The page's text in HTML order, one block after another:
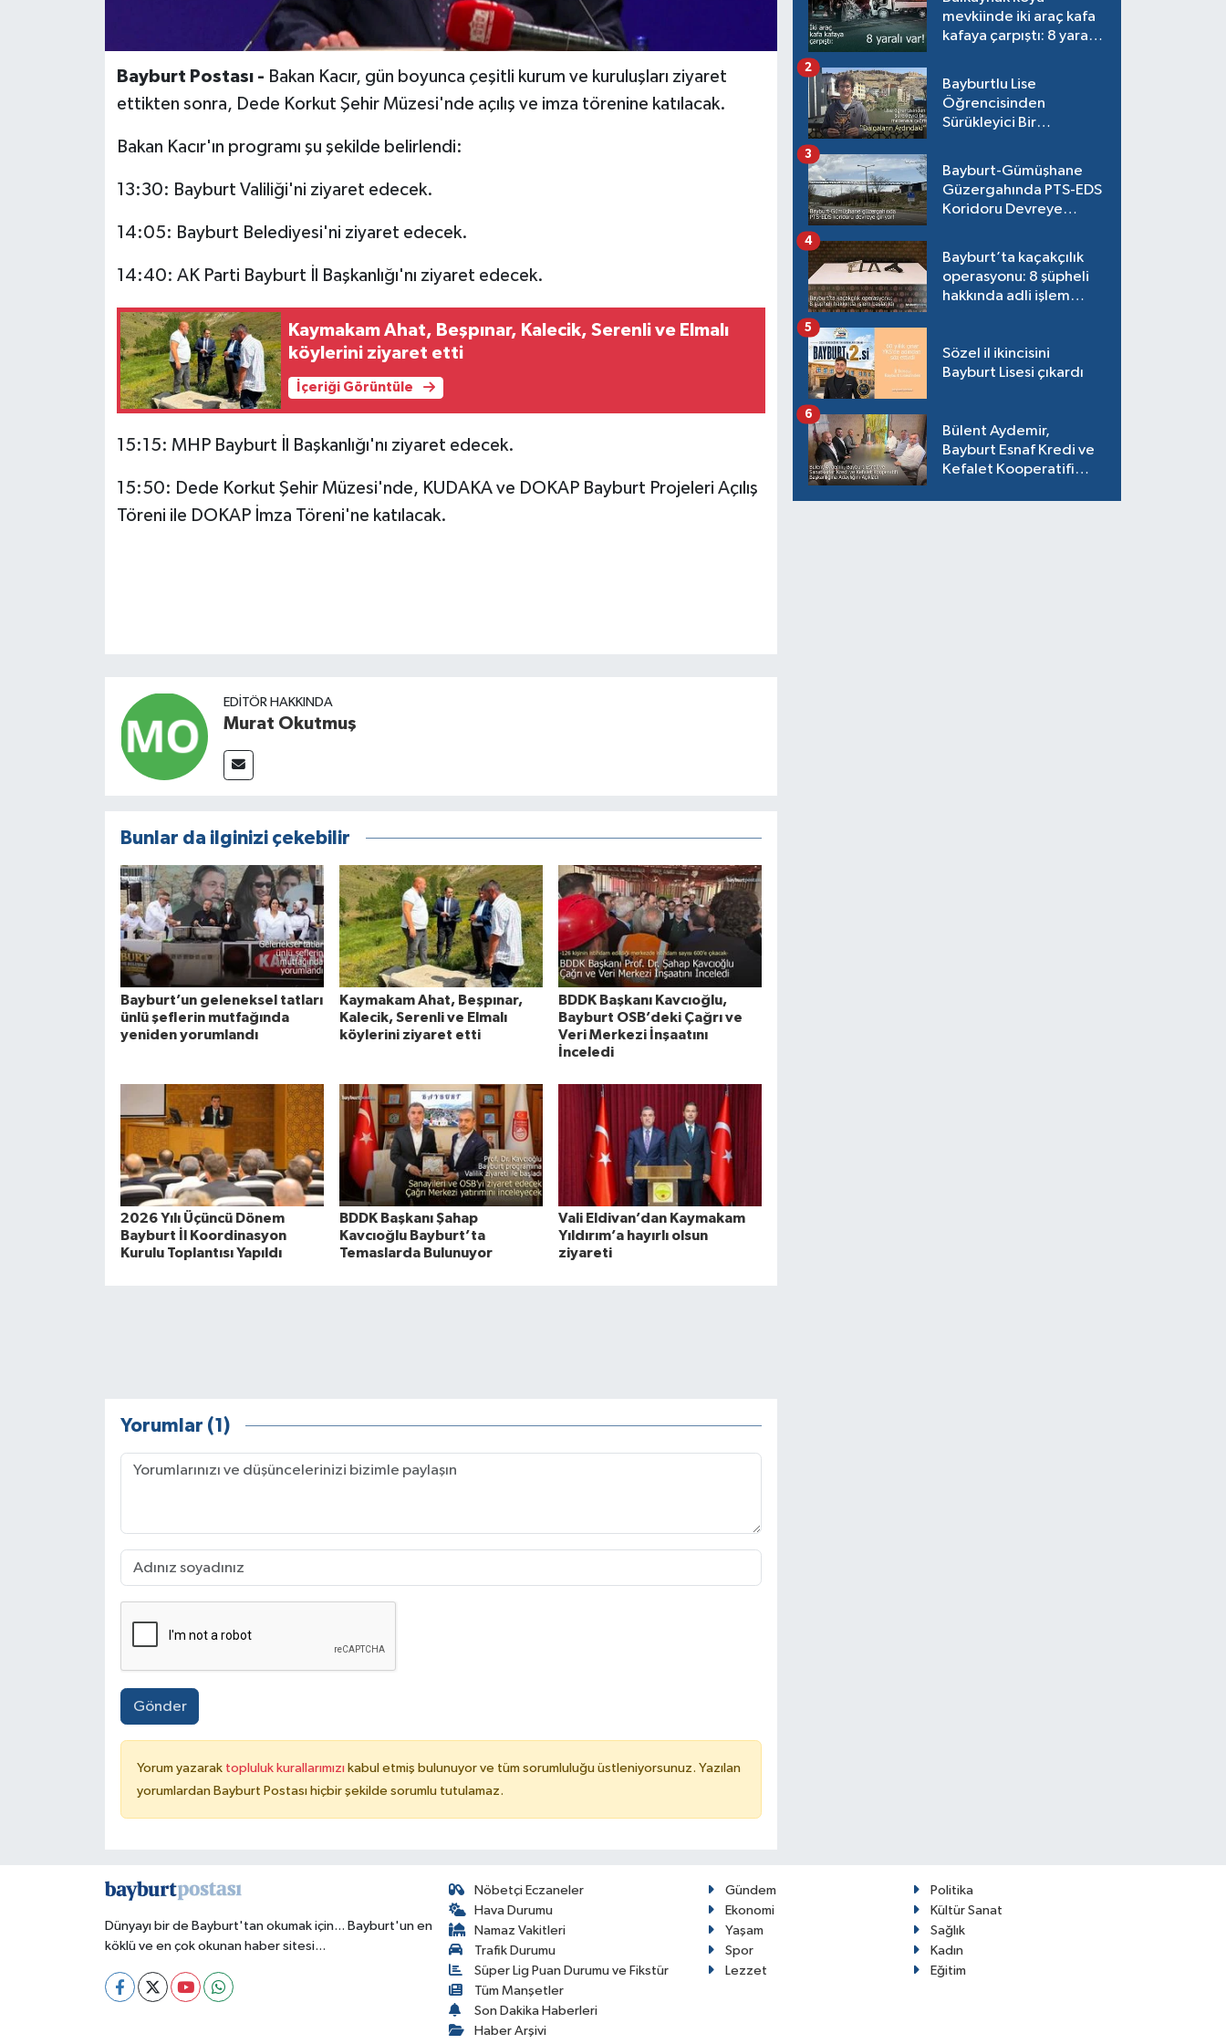
Bayburt Postası - Bakan Kacır, gün boyunca çeşitli kurum ve kuruluşları ziyaret
ettikten sonra, Dede Korkut Şehir Müzesi'nde açılış ve imza törenine katılacak.
Bakan Kacır'ın programı şu şekilde belirlendi:
13:30: Bayburt Valiliği'ni ziyaret edecek.
14:05: Bayburt Belediyesi'ni ziyaret edecek.
14:40: AK Parti Bayburt İl Başkanlığı'nı ziyaret edecek.
Kaymakam Ahat, Beşpınar, Kalecik, Serenli ve Elmalı
köylerini ziyaret etti
İçeriği Görüntüle
15:15: MHP Bayburt İl Başkanlığı'nı ziyaret edecek.
15:50: Dede Korkut Şehir Müzesi'nde, KUDAKA ve DOKAP Bayburt Projeleri Açılış
Töreni ile DOKAP İmza Töreni'ne katılacak.
EDITÖR HAKKINDA
Murat Okutmuş
Bunlar da ilginizi çekebilir
Bayburt’un geleneksel tatları
ünlü şeflerin mutfağında
yeniden yorumlandı
Kaymakam Ahat, Beşpınar,
Kalecik, Serenli ve Elmalı
köylerini ziyaret etti
BDDK Başkanı Kavcıoğlu,
Bayburt OSB’deki Çağrı ve
Veri Merkezi İnşaatını
İnceledi
2026 Yılı Üçüncü Dönem
Bayburt İl Koordinasyon
Kurulu Toplantısı Yapıldı
BDDK Başkanı Şahap
Kavcıoğlu Bayburt’ta
Temaslarda Bulunuyor
Vali Eldivan’dan Kaymakam
Yıldırım’a hayırlı olsun
ziyareti
Yorumlar (1)
Gönder
Yorum yazarak topluluk kurallarımızı kabul etmiş bulunuyor ve tüm sorumluluğu üstleniyorsunuz. Yazılan
yorumlardan Bayburt Postası hiçbir şekilde sorumlu tutulamaz.
mevkiinde iki araç kafa
kafaya çarpıştı: 8 yaralı
Bayburtlu Lise
Öğrencisinden
Sürükleyici Bir
2
Bayburt-Gümüşhane
Güzergahında PTS-EDS
Koridoru Devreye
3
Bayburt’ta kaçakçılık
operasyonu: 8 şüpheli
hakkında adli işlem
4
Sözel il ikincisini
Bayburt Lisesi çıkardı
5
Bülent Aydemir,
Bayburt Esnaf Kredi ve
Kefalet Kooperatifi
6
Dünyayı bir de Bayburt'tan okumak için... Bayburt'un en
köklü ve en çok okunan haber sitesi...
Nöbetçi Eczaneler
Hava Durumu
Namaz Vakitleri
Trafik Durumu
Süper Lig Puan Durumu ve Fikstür
Tüm Manşetler
Son Dakika Haberleri
Haber Arşivi
Gündem
Politika
Ekonomi
Kültür Sanat
Yaşam
Sağlık
Spor
Kadın
Lezzet
Eğitim